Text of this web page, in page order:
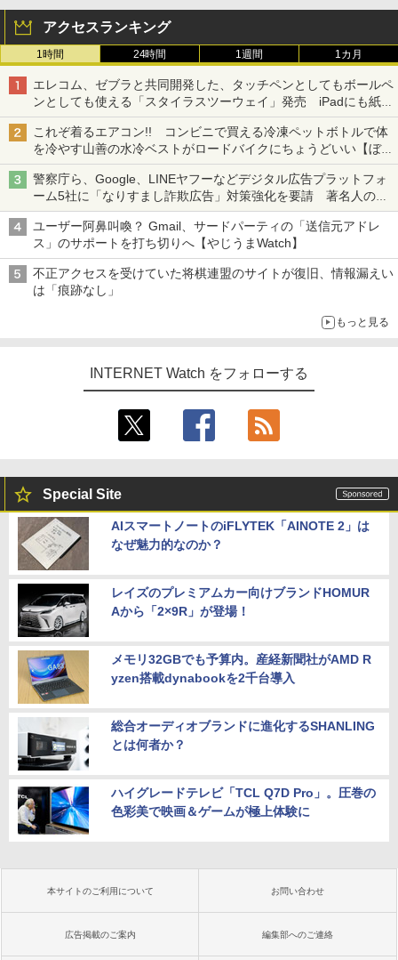
アクセスランキング
1時間 24時間 1週間 1カ月
エレコム、ゼブラと共同開発した、タッチペンとしてもボールペ
ンとしても使える「スタイラスツーウェイ」発売 iPadにも紙に
も、持ち替えずに書き込める
これぞ着るエアコン!! コンビニで買える冷凍ペットボトルで体
を冷やす山善の水冷ベストがロードバイクにちょうどいい【ぼっ
ち・ざ・ろーど！その14】【空いた時間でなにしてる？】
警察庁ら、Google、LINEヤフーなどデジタル広告プラットフォ
ーム5社に「なりすまし詐欺広告」対策強化を要請 著名人の写
真や映像を使った投資詐欺などへの対策として
ユーザー阿鼻叫喚？ Gmail、サードパーティの「送信元アドレ
ス」のサポートを打ち切りへ【やじうまWatch】
不正アクセスを受けていた将棋連盟のサイトが復旧、情報漏えい
は「痕跡なし」
もっと見る
INTERNET Watch をフォローする
Special Site
AIスマートノートのiFLYTEK「AINOTE 2」は
なぜ魅力的なのか？
レイズのプレミアムカー向けブランドHOMUR
Aから「2×9R」が登場！
メモリ32GBでも予算内。産経新聞社がAMD R
yzen搭載dynabookを2千台導入
総合オーディオブランドに進化するSHANLING
とは何者か？
ハイグレードテレビ「TCL Q7D Pro」。圧巻の
色彩美で映画＆ゲームが極上体験に
本サイトのご利用について お問い合わせ
広告掲載のご案内 編集部へのご連絡